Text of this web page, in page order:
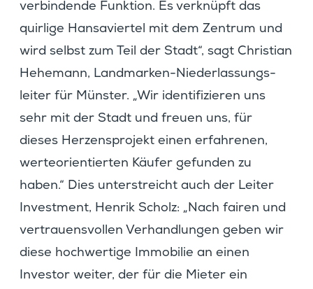
verbin­dende Funktion. Es verknüpft das
quirlige Hansa­viertel mit dem Zentrum und
wird selbst zum Teil der Stadt“, sagt Chris­tian
Hehemann, Landmarken-Nieder­las­sungs­
leiter für Münster. „Wir identi­fi­zieren uns
sehr mit der Stadt und freuen uns, für
dieses Herzens­pro­jekt einen erfah­renen,
werte­ori­en­tierten Käufer gefunden zu
haben.“ Dies unter­streicht auch der Leiter
Invest­ment, Henrik Scholz: „Nach fairen und
vertrau­ens­vollen Verhand­lungen geben wir
diese hochwer­tige Immobilie an einen
Investor weiter, der für die Mieter ein